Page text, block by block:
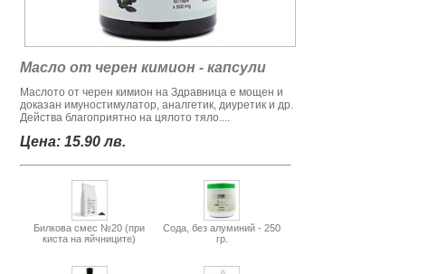
Масло от черен кимион - капсули
Маслото от черен кимион на Здравница е мощен и
доказан имуностимулатор, аналгетик, диуретик и др.
Действа благоприятно на цялото тяло....
Цена: 15.90 лв.
Билкова смес №20 (при
киста на яйчниците)
Сода, без алуминий - 250
гр.